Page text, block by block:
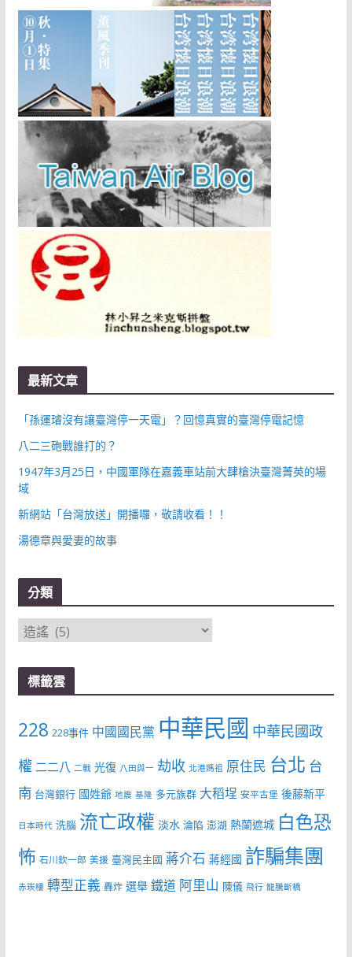
最新文章
「孫運璿沒有讓臺灣停一天電」？回憶真實的臺灣停電記憶
八二三砲戰誰打的？
1947年3月25日，中國軍隊在嘉義車站前大肆槍決臺灣菁英的場
域
新網站「台灣放送」開播囉，敬請收看！！
湯德章與愛妻的故事
分類
分
標籤雲
228 228事件 中國國民黨 中華民國 中華民國政
權 二二八 二戰 光復 八田與一 劫收 北港媽祖 原住民 台北 台
南 台灣銀行 國姓爺 地震 基隆 多元族群 大稻埕 安平古堡 後藤新平
日本時代 洗腦 流亡政權 淡水 淪陷 澎湖 熱蘭遮城 白色恐
怖 石川欽一郎 美援 臺灣民主國 蔣介石 蔣經國 詐騙集團
赤崁樓 轉型正義 轟炸 選舉 鐵道 阿里山 陳儀 飛行 龍騰斷橋